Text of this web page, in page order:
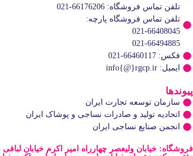
تلفن تماس فروشگاه: 66176206-021
تلفن تماس فروشگاه پارچه:
021-66408045
021-66494885
فکس: 66460117-021
ایمیل: info{@}rgcp.ir
پیوندها
سازمان توسعه تجارت ايران
اتحاديه تولید و صادرات نساجی و پوشاک ایران
انجمن صنایع نساجی ایران
فروشگاه: خیابان ولیعصر چهارراه امیر اکرم خیابان لبافی